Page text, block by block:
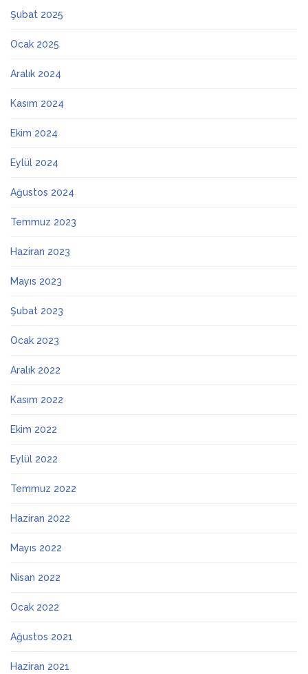
Şubat 2025
Ocak 2025
Aralık 2024
Kasım 2024
Ekim 2024
Eylül 2024
Ağustos 2024
Temmuz 2023
Haziran 2023
Mayıs 2023
Şubat 2023
Ocak 2023
Aralık 2022
Kasım 2022
Ekim 2022
Eylül 2022
Temmuz 2022
Haziran 2022
Mayıs 2022
Nisan 2022
Ocak 2022
Ağustos 2021
Haziran 2021